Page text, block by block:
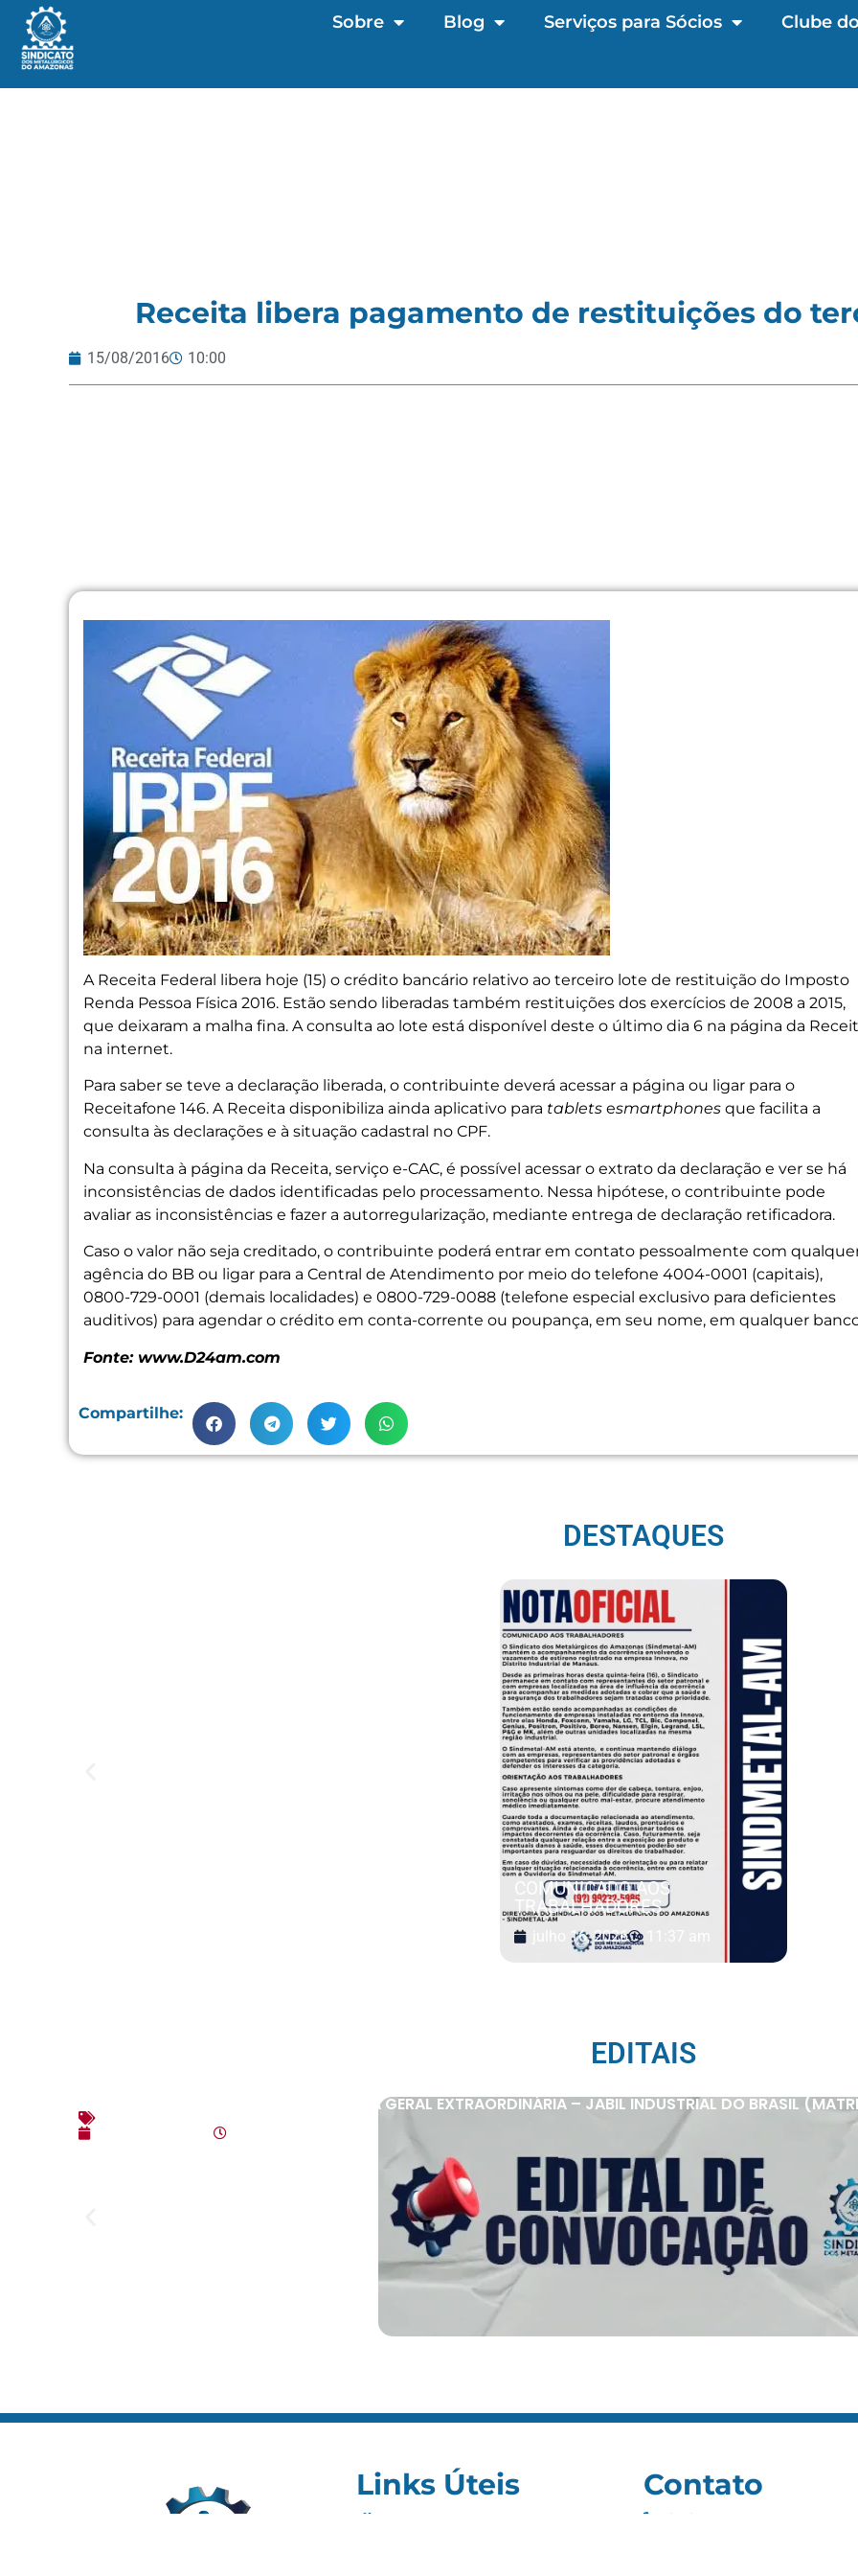
Sobre Blog Serviços para Sócios Clube
Receita libera pagamento de restituições do
15/08/2016 10:00
A Receita Federal libera hoje (15) o crédito bancário relativo ao terceiro lote de restituição do Imposto
Renda Pessoa Física 2016. Estão sendo liberadas também restituições dos exercícios de 2008 a 2015,
que deixaram a malha fina. A consulta ao lote está disponível deste o último dia 6 na página da
na internet.
Para saber se teve a declaração liberada, o contribuinte deverá acessar a página ou ligar para o
Receitafone 146. A Receita disponibiliza ainda aplicativo para tablets esmartphones que facilita a
consulta às declarações e à situação cadastral no CPF.
Na consulta à página da Receita, serviço e-CAC, é possível acessar o extrato da declaração e ver se há
inconsistências de dados identificadas pelo processamento. Nessa hipótese, o contribuinte pode
avaliar as inconsistências e fazer a autorregularização, mediante entrega de declaração retificadora.
Caso o valor não seja creditado, o contribuinte poderá entrar em contato pessoalmente com
agência do BB ou ligar para a Central de Atendimento por meio do telefone 4004-0001 (capitais),
0800-729-0001 (demais localidades) e 0800-729-0088 (telefone especial exclusivo para deficientes
auditivos) para agendar o crédito em conta-corrente ou poupança, em seu nome, em qualquer
Fonte: www.D24am.com
Compartilhe:
DESTAQUES
COMUNICADO AOS
TRABALHADORES
julho 16, 2026
EDITAIS
EDITAL DE CONVOCAÇÃO – ASSEMBLEIA GERAL EXTRAORDINÁRIA – JABIL INDUSTRIAL DO BRASIL
Links Úteis Contato